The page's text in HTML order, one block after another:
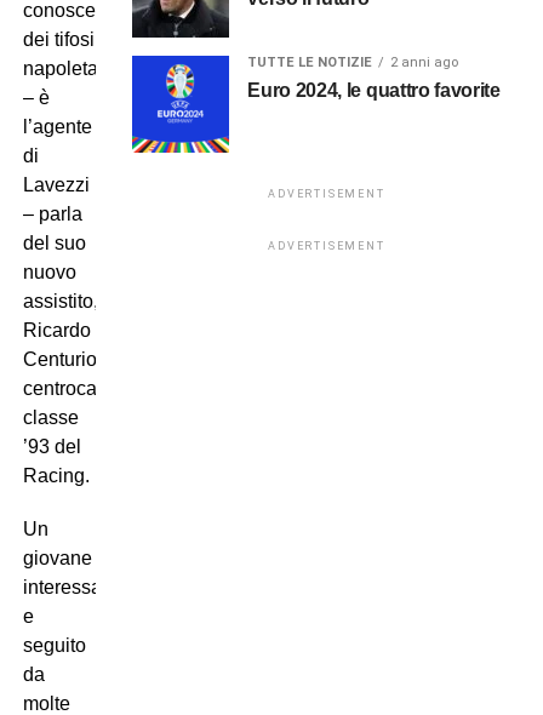
conoscenza
dei tifosi
napoletani
– è
l’agente
di
Lavezzi
– parla
del suo
nuovo
assistito,
Ricardo
Centurion,
centrocampista
classe
’93 del
Racing.
Un
giovane
interessante
e
seguito
da
molte
TUTTE LE NOTIZIE 2 anni ago
Euro 2024, le quattro favorite
ADVERTISEMENT
ADVERTISEMENT